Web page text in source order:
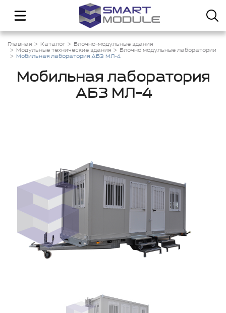
Главная Каталог
Блочно-модульные здания
Модульные технические здания
Блочно модульные лаборатории
Мобильная лаборатория АБЗ МЛ-4
Мобильная лаборатория
АБЗ МЛ-4